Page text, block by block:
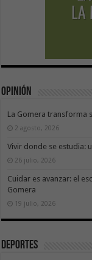
Opinión
La Gomera transforma
2 agosto, 2026
Vivir donde se estudia:
26 julio, 2026
Cuidar es avanzar: el
Gomera
19 julio, 2026
Deportes